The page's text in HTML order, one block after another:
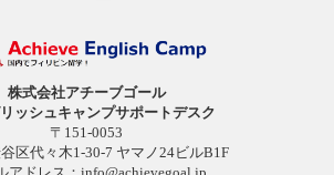
株式会社アチーブゴール
ッシュキャンプサポートデスク
〒151-0053
区代々木1-30-7 ヤマノ24ビルB1F